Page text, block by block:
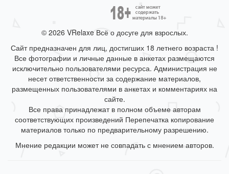
© 2026 VRelaxe Всё о досуге для взрослых.
Сайт предназначен для лиц, достигших 18 летнего возраста !
Все фотографии и личные данные в анкетах размещаются
исключительно пользователями ресурса. Администрация не
несет ответственности за содержание материалов,
размещенных пользователями в анкетах и комментариях на
сайте.
Все права принадлежат в полном объеме авторам
соответствующих произведений Перепечатка копирование
материалов только по предварительному разрешению.
Мнение редакции может не совпадать с мнением авторов.